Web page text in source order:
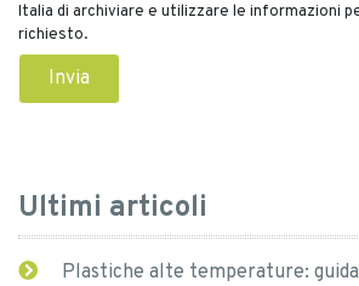
Italia di archiviare e utilizzare le informazioni
richiesto.
Ultimi articoli
Plastiche alte temperature: